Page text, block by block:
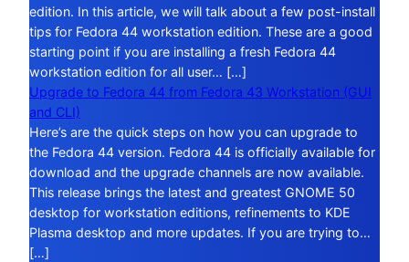
edition. In this article, we will talk about a few post-install
tips for Fedora 44 workstation edition. These are a good
starting point if you are installing a fresh Fedora 44
workstation edition for all user… […]
Upgrade to Fedora 44 from Fedora 43 Workstation (GUI
and CLI)
Here’s are the quick steps on how you can upgrade to
the Fedora 44 version. Fedora 44 is officially available for
download and the upgrade channels are now available.
This release brings the latest and greatest GNOME 50
desktop for workstation editions, refinements to KDE
Plasma desktop and more updates. If you are trying to…
[…]